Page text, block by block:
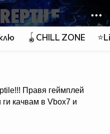
🪀CHILL ZONE
Правя геймплей
качвам в Vbox7 и